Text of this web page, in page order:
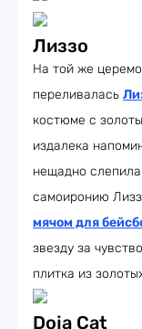
Лиззо
На той же
переливалась
костюме с
издалека
нещадно
самоиронию
мячом для
звезду за
плитка из
Doja Cat